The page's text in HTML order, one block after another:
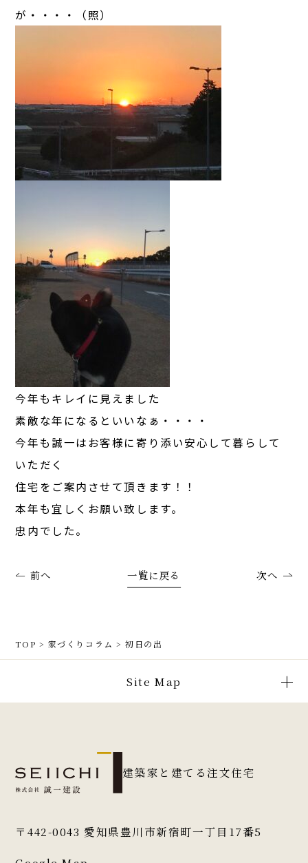
が・・・・（照）
今年もキレイに見えました
素敵な年になるといいなぁ・・・・
今年も誠一はお客様に寄り添い安心して暮らして
いただく
住宅をご案内させて頂きます！！
本年も宜しくお願い致します。
忠内でした。
前へ 次へ
一覧に戻る
TOP > 家づくりコラム >初日の出
Site Map
建築家と建てる注文住宅
〒442-0043 愛知県豊川市新宿町一丁目17番5